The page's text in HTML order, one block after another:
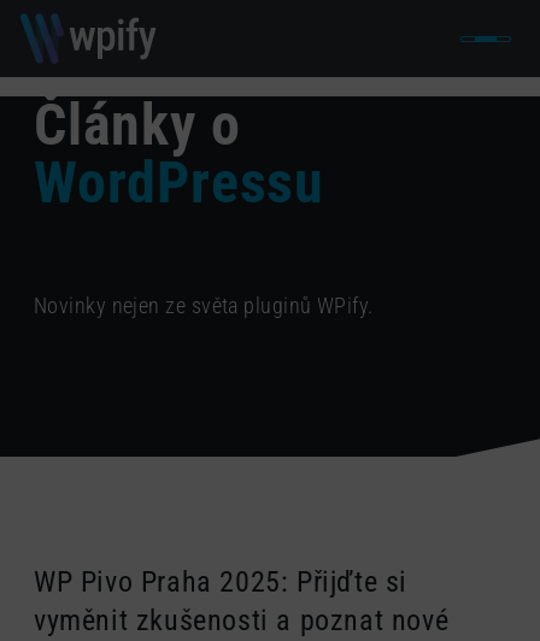
Články o
WordPressu
Novinky nejen ze světa pluginů WPify.
WP Pivo Praha 2025: Přijďte si
vyměnit zkušenosti a poznat nové